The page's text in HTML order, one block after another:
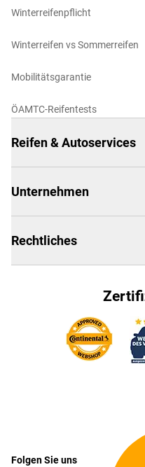
Winterreifenpflicht
Winterreifen vs Sommerreifen
Mobilitätsgarantie
ÖAMTC-Reifentests
Reifen & Autoservices
Unternehmen
Rechtliches
Folgen Sie uns